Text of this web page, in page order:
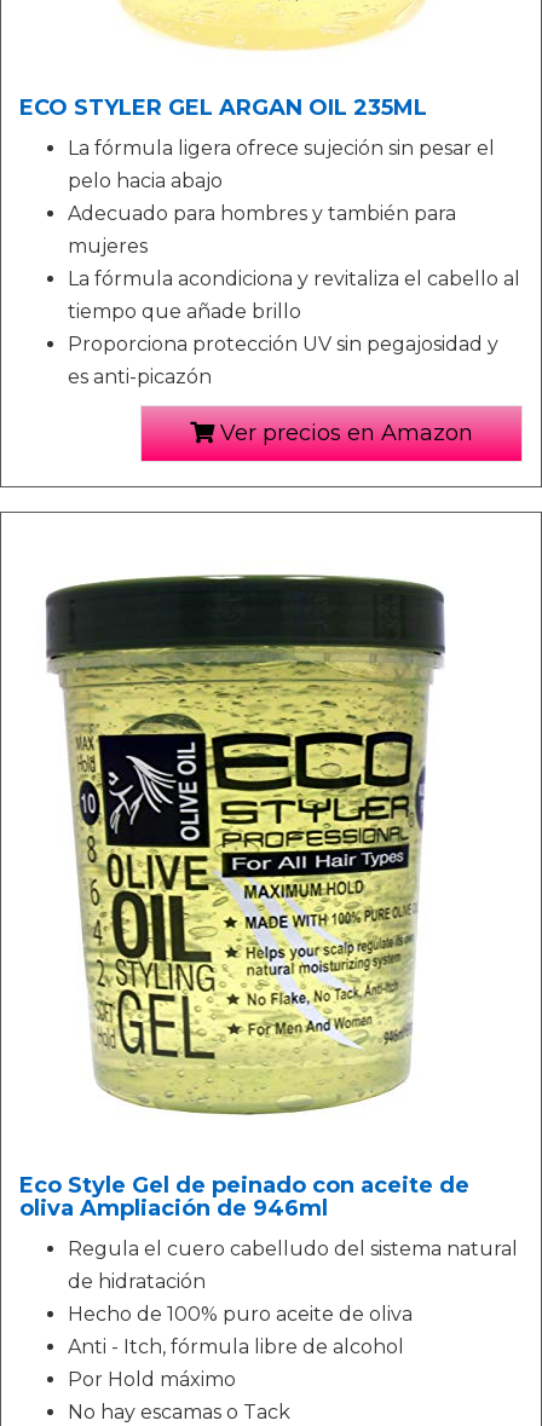
ECO STYLER GEL ARGAN OIL 235ML
La fórmula ligera ofrece sujeción sin pesar el
pelo hacia abajo
Adecuado para hombres y también para
mujeres
La fórmula acondiciona y revitaliza el cabello al
tiempo que añade brillo
Proporciona protección UV sin pegajosidad y
es anti-picazón
Ver precios en Amazon
Eco Style Gel de peinado con aceite de
oliva Ampliación de 946ml
Regula el cuero cabelludo del sistema natural
de hidratación
Hecho de 100% puro aceite de oliva
Anti - Itch, fórmula libre de alcohol
Por Hold máximo
No hay escamas o Tack